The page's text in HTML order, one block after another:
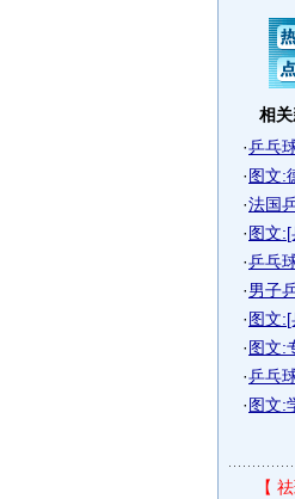
相关
·乒乓
·图文:
·法国
·图文
·乒乓
·男子
·图文
·图文:
·乒乓
·图文:
【